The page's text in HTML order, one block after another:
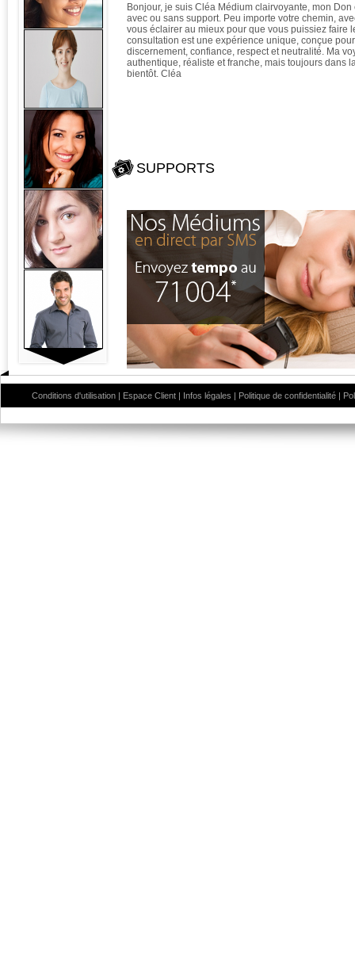
Bonjour, je suis Cléa Médium clairvoyante, mon Don
avec ou sans support. Peu importe votre chemin,
vous éclairer au mieux pour que vous puissiez faire
consultation est une expérience unique, conçue
discernement, confiance, respect et neutralité. Ma
authentique, réaliste et franche, mais toujours dans
bientôt. Cléa
SUPPORTS
Conditions d'utilisation | Espace Client | Infos légales | Politique de confidentialité |